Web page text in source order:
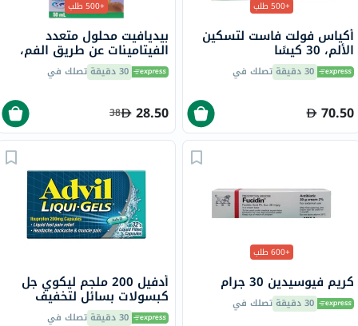
+500 طلب
أكياس فولت فاست لتسكين
الألم، 30 كيسًا
30 دقيقة تصلك في
70.50
+500 طلب
بيديافيت محلول متعدد
الفيتامينات عن طريق الفم،
50 مل 30 دقيقة تصلك في
28.50
38
+600 طلب
كريم فيوسيدين 30 جرام
30 دقيقة تصلك في
أدفيل 200 ملجم ليكوي جل
كبسولات بسائل لتخفيف
الألم، 32 قطعة 30 دقيقة تصلك في